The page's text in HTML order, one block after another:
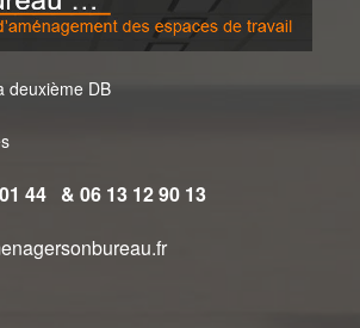
deuxième DB
44 & 06 13 12 90 13